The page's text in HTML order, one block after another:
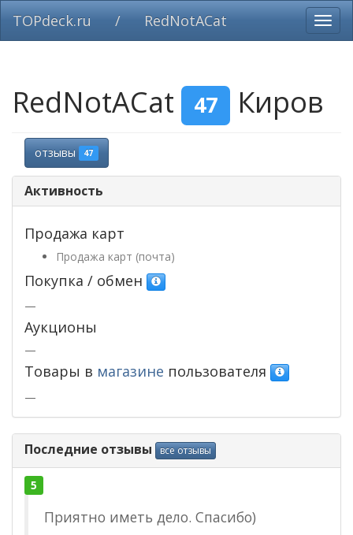
TOPdeck.ru / RedNotACat
RedNotACat 47 Киров
отзывы 47
Активность
Продажа карт
Продажа карт (почта)
Покупка / обмен
—
Аукционы
—
Товары в магазине пользователя
—
Последние отзывы все отзывы
5
Приятно иметь дело. Спасибо)